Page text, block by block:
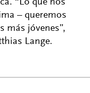
“Lo que nos
– queremos
más jóvenes”,
Lange.